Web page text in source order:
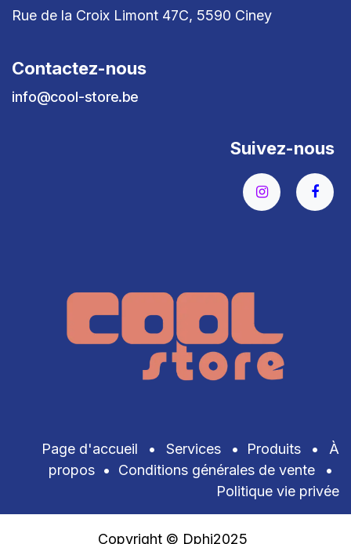
Rue de la Croix Limont 47C, 5590 Ciney
Contactez-nous
info@cool-store.be
Suivez-nous
Page d'accueil • Services • Produits •
À
propos • Conditions générales de vente
•
Politique vie privée
Copyright © Dphi2025